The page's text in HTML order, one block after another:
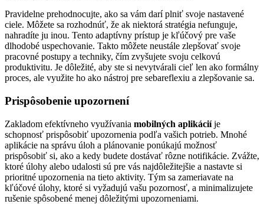
Pravidelne prehodnocujte, ako sa vám darí plniť svoje nastavené
ciele. Môžete sa rozhodnúť, že ak niektorá stratégia nefunguje,
nahradíte ju inou. Tento adaptívny prístup je kľúčový pre vaše
dlhodobé uspechovanie. Takto môžete neustále zlepšovať svoje
pracovné postupy a techniky, čím zvyšujete svoju celkovú
produktivitu. Je dôležité, aby ste si nevytvárali cieľ len ako formálny
proces, ale využite ho ako nástroj pre sebareflexiu a zlepšovanie sa.
Prispôsobenie upozornení
Zakladom efektívneho využívania mobilných aplikáciíje
schopnosť prispôsobiť upozornenia podľa vašich potrieb. Mnohé
aplikácie na správu úloh a plánovanie ponúkajú možnosť
prispôsobiť si, ako a kedy budete dostávať rôzne notifikácie. Zvážte,
ktoré úlohy alebo udalosti sú pre vás najdôležitejšie a nastavte si
prioritné upozornenia na tieto aktivity. Tým sa zameriavate na
kľúčové úlohy, ktoré si vyžadujú vašu pozornosť, a minimalizujete
rušenie spôsobené menej dôležitými upozorneniami.